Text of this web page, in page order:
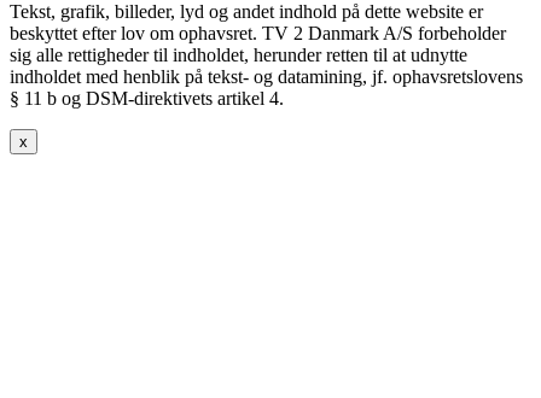
Tekst, grafik, billeder, lyd og andet indhold på dette website er
beskyttet efter lov om ophavsret. TV 2 Danmark A/S forbeholder
sig alle rettigheder til indholdet, herunder retten til at udnytte
indholdet med henblik på tekst- og datamining, jf. ophavsretslovens
§ 11 b og DSM-direktivets artikel 4.
x